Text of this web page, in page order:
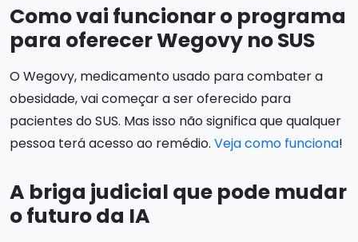
Como vai funcionar o programa
para oferecer Wegovy no SUS
O Wegovy, medicamento usado para combater a
obesidade, vai começar a ser oferecido para
pacientes do SUS. Mas isso não significa que qualquer
pessoa terá acesso ao remédio. Veja como funciona!
A briga judicial que pode mudar
o futuro da IA